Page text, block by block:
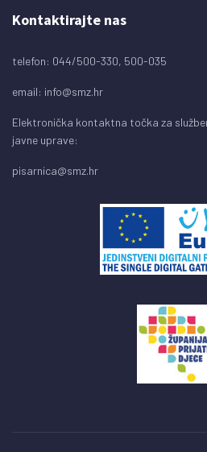
Kontaktirajte nas
telefon: 044/500-330, 500-035
email: info@smz.hr
Elektronička kontaktna točka za
javne uprave:
pisarnica@smz.hr